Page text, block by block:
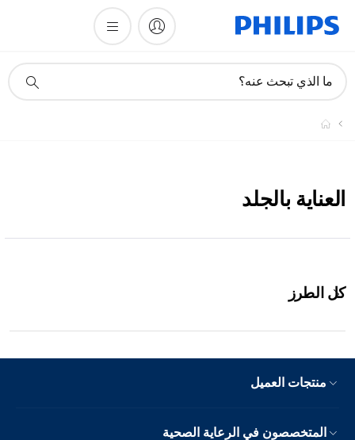
دعم
ما الذي تبحث عنه؟
العناية بالجلد
كل الطرز
منتجات العميل
المتخصصون في الرعاية الصحية